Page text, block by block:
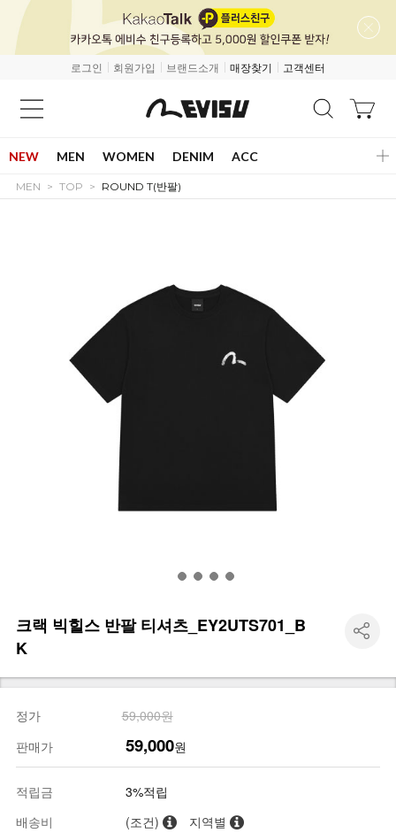
로그인 회원가입 브랜드소개 매장찾기 고객센터
NEW MEN WOMEN DENIM ACC
MEN TOP ROUND T(반팔)
크랙 빅힐스 반팔 티셔츠_EY2UTS701_B
K
정가
59,000원
판매가
59,000원
적립금
3%적립
배송비
(조건) 지역별